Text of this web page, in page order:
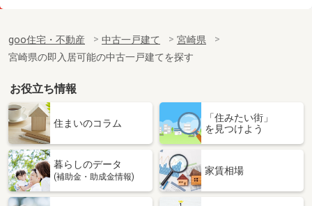
建物面積 89.42m²
土地面積 289.46m²
宮崎県宮崎市大字島之内
価 格
2,780万円
宮崎県宮崎市大字島之内
建物面積 89.42m²
土地面積
289.46m²
宮崎県宮崎市佐土原町石崎１丁目
goo住宅・不動産 中古一戸建て
宮崎県
宮崎県の即入居可能の中古一戸建てを探す
お役立ち情報
住まいのコラム
「住みたい街」
を見つけよう
暮らしのデータ
(補助金・助成金情報)
家賃相場